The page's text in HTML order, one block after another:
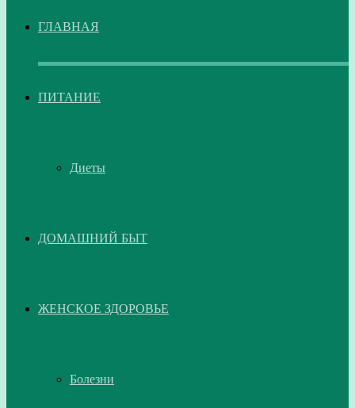
ГЛАВНАЯ
ПИТАНИЕ
Диеты
ДОМАШНИЙ БЫТ
ЖЕНСКОЕ ЗДОРОВЬЕ
Болезни